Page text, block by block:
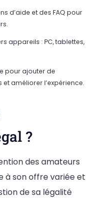
d’aide et des FAQ pour
appareils : PC, tablettes,
pour ajouter de
améliorer l’expérience.
?
des amateurs
à son offre variée et
de sa légalité